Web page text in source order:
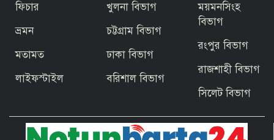
জিয়ার স্বাধীনতার ঘোষণার অভয়মন্ত্রে যুদ্ধে
বাগেরহাটের ফকিরহাটে শেষ মুহূর্তে ব্যস্ত সময়
পার করছেন কামারশিল্পীরা
দেশবাসীকে প্রধানমন্ত্রীর ঈদুল আজহার
শুভেচ্ছা
ফিচার
ভ্রমন
মতামত
লাইফস্টাইল
খুলনা বিভাগ
চট্টগ্রাম বিভাগ
ঢাকা বিভাগ
বরিশাল বিভাগ
ময়মনসিংহ
বিভাগ
রংপুর বিভাগ
রাজশাহী বিভাগ
সিলেট বিভাগ